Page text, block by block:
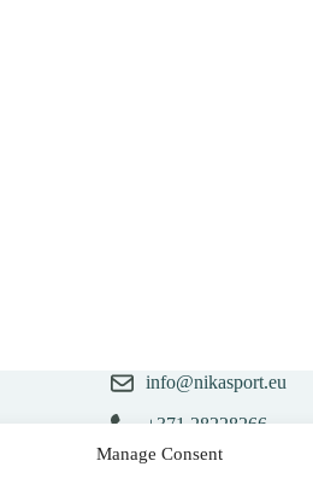
Manage Consent
info@nikasport.eu
+371 28228266
+371 28228266